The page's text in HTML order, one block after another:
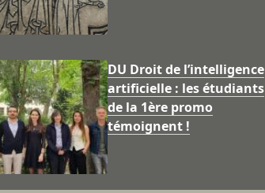
DU Droit de l’intelligence
artificielle : les étudiants
de la 1ère promo
témoignent !